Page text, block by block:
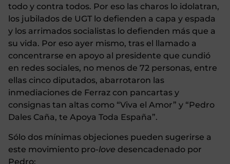
todo y contra todos. Por eso las charos lo idolatran,
los jubilados de UGT lo defienden a capa y espada
y los arrimados socialistas lo defienden más que a
su vida. Por eso ayer mismo, tras el llamado a
concentrarse en apoyo al presidente que cundió
en redes sociales, no menos de 72 personas, entre
ellas cinco diputados, abarrotaron las
inmediaciones de Ferraz con pancartas y
consignas tan altas como “Viva el Amor” y “Pedro
Dales Caña, te Apoya Toda España”.
Sólo dos mínimas objeciones pueden sugerirse a
este movimiento pro-love desencadenado por
Pedro: